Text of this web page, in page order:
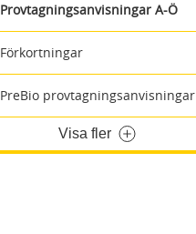
Provtagningsanvisningar A-Ö
Förkortningar
PreBio provtagningsanvisningar
Visa fler